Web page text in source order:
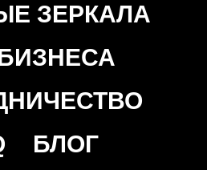
ЗЕРКАЛА
БЛОГ